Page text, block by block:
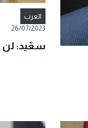
العرب
26/07/2023
سعّيد: لن